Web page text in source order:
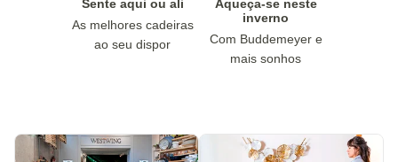
Sente aqui ou ali
As melhores cadeiras
ao seu dispor
Aqueça-se neste
inverno
Com Buddemeyer e
mais sonhos